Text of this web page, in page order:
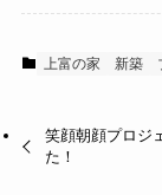
上富の家 新築
笑顔朝顔プロジ
た！